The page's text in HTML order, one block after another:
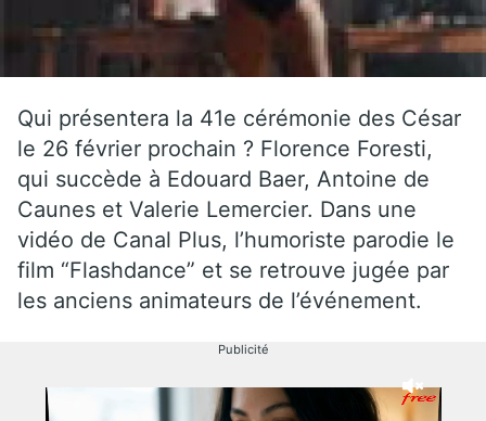
Qui présentera la 41e cérémonie des César
le 26 février prochain ? Florence Foresti,
qui succède à Edouard Baer, Antoine de
Caunes et Valerie Lemercier. Dans une
vidéo de Canal Plus, l’humoriste parodie le
film “Flashdance” et se retrouve jugée par
les anciens animateurs de l’événement.
Publicité